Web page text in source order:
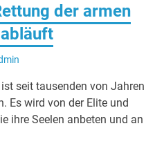
der armen
seit tausenden von Jahren
Es wird von der Elite und
ihre Seelen anbeten und an